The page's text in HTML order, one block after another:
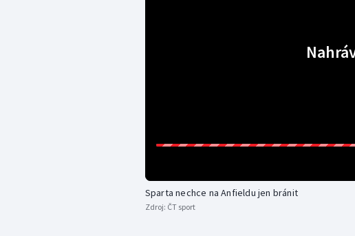
Sparta nechce na Anfieldu jen bránit
Zdroj: ČT sport